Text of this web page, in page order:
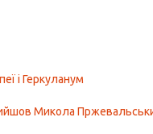
і Геркуланум
Микола